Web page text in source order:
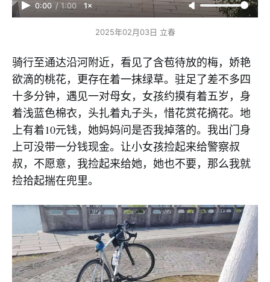
0:00 / 1:00 1×
2025年02月03日 立春
骑行至通达沿河附近，看见了含苞待放的梅，娇艳
欲滴的桃花，更存在着一抹绿草。驻足了差不多四
十多分钟，遇见一对母女，女孩约摸有着五岁，身
着浅蓝色棉衣，头扎着丸子头，惜花赏花摘花。地
上有着10元钱，她妈妈问是否我掉落的。我出门身
上可没带一分钱现金。让小女孩捡起来给警察叔
叔，不愿意，我捡起来给她，她也不要，那么我就
捡拾起揣在兜里。